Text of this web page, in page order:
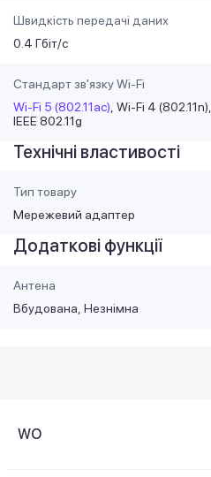
Швидкість передачі даних
0.4 Гбіт/с
Стандарт зв'язку Wi-Fi
Wi-Fi 5 (802.11ac) Wi-Fi 4 (802.11n)
IEEE 802.11g
Технічні властивості
Тип товару
Мережевий адаптер
Додаткові функції
Антена
Вбудована Незнімна
WO